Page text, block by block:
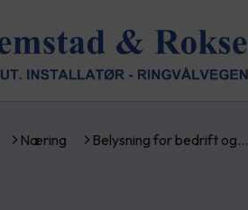
Næring Belysning for bedrift og…